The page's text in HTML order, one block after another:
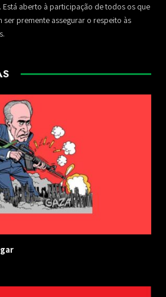
Está aberto à participação de todos os que
ser premente assegurar o respeito às